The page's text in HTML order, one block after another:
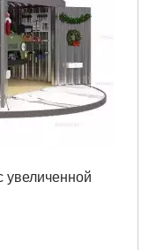
увеличенной